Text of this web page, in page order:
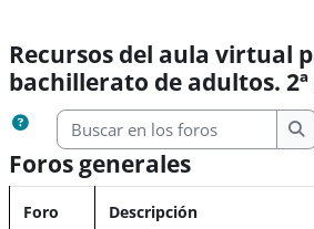
Recursos del aula virtual
bachillerato de adultos.
Buscar en los foros
Foros generales
Foro Descripción